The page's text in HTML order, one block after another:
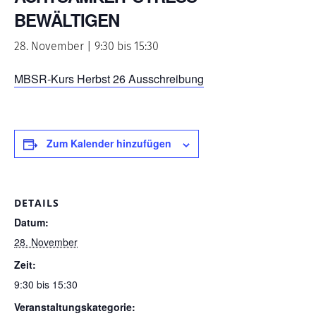
BEWÄLTIGEN
28. November | 9:30 bis 15:30
MBSR-Kurs Herbst 26 Ausschreibung
Zum Kalender hinzufügen
DETAILS
Datum:
28. November
Zeit:
9:30 bis 15:30
Veranstaltungskategorie: